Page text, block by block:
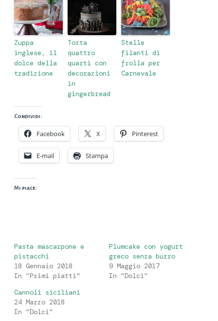
Zuppa
inglese, il
dolce della
tradizione
Torta
quattro
quarti con
decorazioni
in
gingerbread
Stelle
filanti di
frolla per
Carnevale
Condividi:
Facebook X Pinterest
E-mail Stampa
Mi piace:
Pasta mascarpone e
pistacchi
18 Gennaio 2018
In "Primi piatti"
Plumcake con yogurt
greco senza burro
9 Maggio 2017
In "Dolci"
Cannoli siciliani
24 Marzo 2018
In "Dolci"